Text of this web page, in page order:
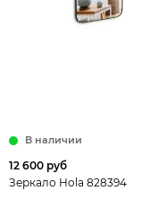
В наличии
12 600 руб
Зеркало Hola 828394